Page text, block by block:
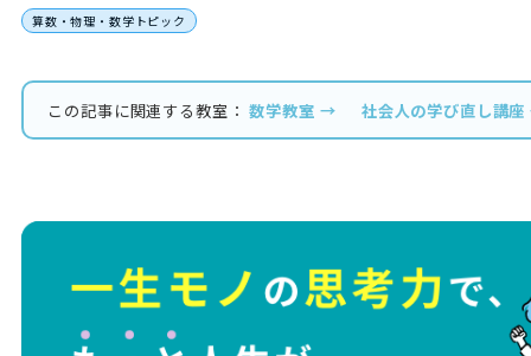
算数・物理・数学トピック
この記事に関連する教室：数学教室 → 社会人の学び直し講